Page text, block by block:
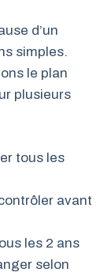
d’un
simples.
le plan
plusieurs
tous les
avant
les 2 ans
selon